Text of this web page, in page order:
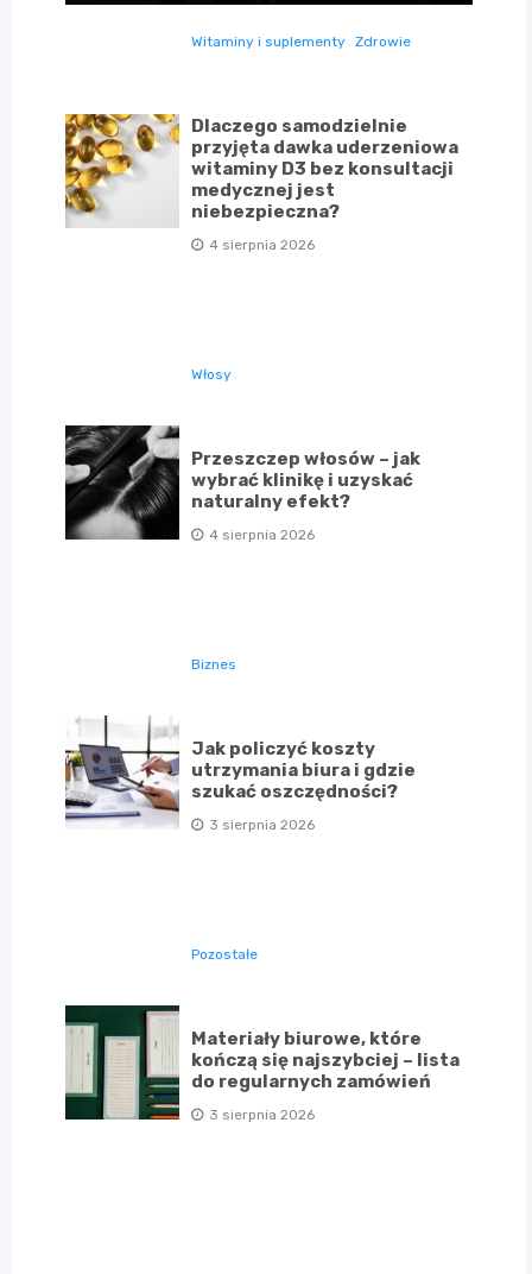
Witaminy i suplementy Zdrowie
Dlaczego samodzielnie
przyjęta dawka uderzeniowa
witaminy D3 bez konsultacji
medycznej jest
niebezpieczna?
4 sierpnia 2026
Włosy
Przeszczep włosów – jak
wybrać klinikę i uzyskać
naturalny efekt?
4 sierpnia 2026
Biznes
Jak policzyć koszty
utrzymania biura i gdzie
szukać oszczędności?
3 sierpnia 2026
Pozostałe
Materiały biurowe, które
kończą się najszybciej – lista
do regularnych zamówień
3 sierpnia 2026